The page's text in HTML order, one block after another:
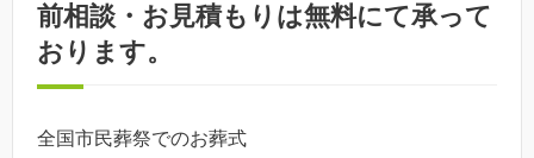
前相談・お見積もりは無料にて承って
おります。
全国市民葬祭でのお葬式